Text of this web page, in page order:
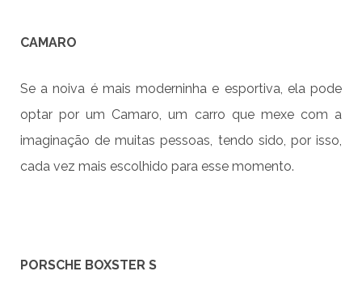
CAMARO
Se a noiva é mais moderninha e esportiva, ela pode
optar por um Camaro, um carro que mexe com a
imaginação de muitas pessoas, tendo sido, por isso,
cada vez mais escolhido para esse momento.
PORSCHE BOXSTER S